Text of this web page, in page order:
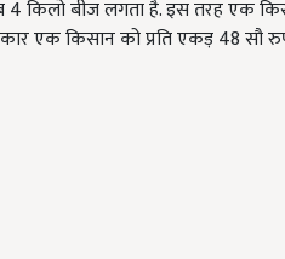
4 किलो बीज लगता है. इस तरह एक
एक किसान को प्रति एकड़ 48 सौ